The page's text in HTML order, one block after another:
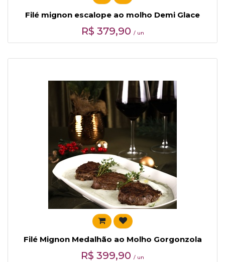
Filé mignon escalope ao molho Demi Glace
R$ 379,90 / un
Filé Mignon Medalhão ao Molho Gorgonzola
R$ 399,90 / un